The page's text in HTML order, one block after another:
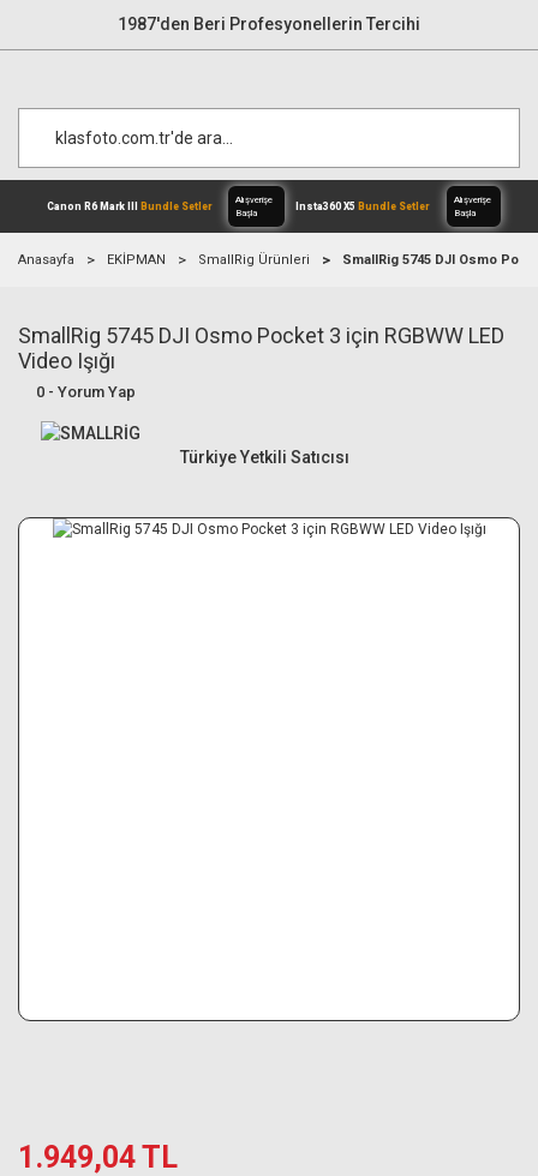
1987'den Beri Profesyonellerin Tercihi
Canon R6 Mark III Bundle Setler
Alışverişe
Anasayfa EKİPMAN SmallRig Ürünleri SmallRig 5745 DJI Osmo
SmallRig 5745 DJI Osmo Pocket 3 için RGBWW LED
Video Işığı
0 - Yorum Yap
Türkiye Yetkili Satıcısı
1.949,04 TL